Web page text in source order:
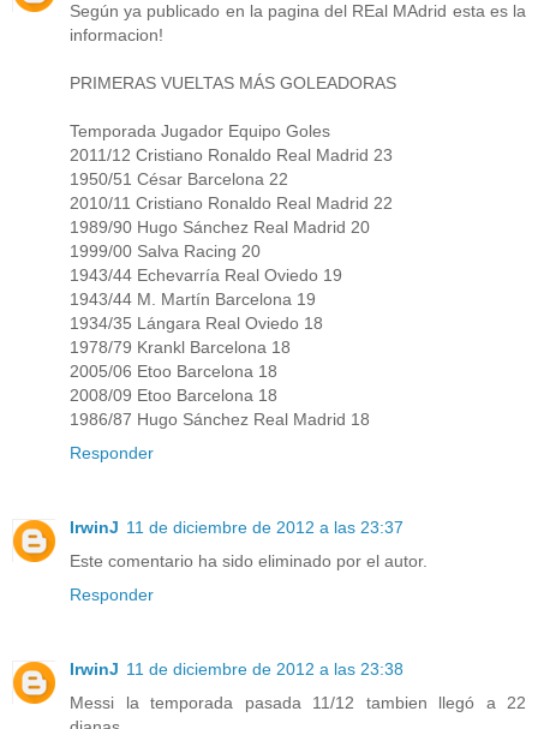
Según ya publicado en la pagina del REal MAdrid esta es la
informacion!
PRIMERAS VUELTAS MÁS GOLEADORAS
Temporada Jugador Equipo Goles
2011/12 Cristiano Ronaldo Real Madrid 23
1950/51 César Barcelona 22
2010/11 Cristiano Ronaldo Real Madrid 22
1989/90 Hugo Sánchez Real Madrid 20
1999/00 Salva Racing 20
1943/44 Echevarría Real Oviedo 19
1943/44 M. Martín Barcelona 19
1934/35 Lángara Real Oviedo 18
1978/79 Krankl Barcelona 18
2005/06 Etoo Barcelona 18
2008/09 Etoo Barcelona 18
1986/87 Hugo Sánchez Real Madrid 18
Responder
IrwinJ 11 de diciembre de 2012 a las 23:37
Este comentario ha sido eliminado por el autor.
Responder
IrwinJ 11 de diciembre de 2012 a las 23:38
Messi la temporada pasada 11/12 tambien llegó a 22